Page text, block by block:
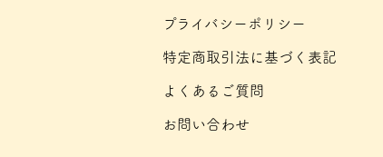
プライバシーポリシー
特定商取引法に基づく表記
よくあるご質問
お問い合わせ